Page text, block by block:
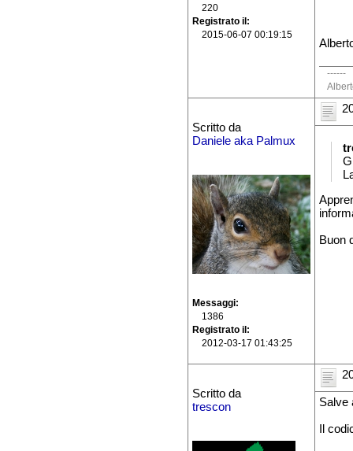
220
Registrato il
2015-06-07 00:19:15
------
Scritto da
Daniele aka Palmux
Messaggi
1386
Registrato il
2012-03-17 01:43:25
Buon
Scritto da
trescon
Salve
Il